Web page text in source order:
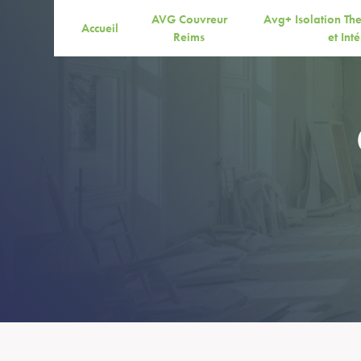
Accueil
AVG Couvreur
Reims
Avg+ Isolation
et